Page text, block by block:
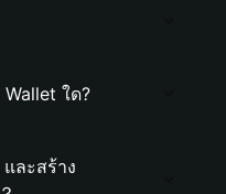
ใด?
ละสร้าง